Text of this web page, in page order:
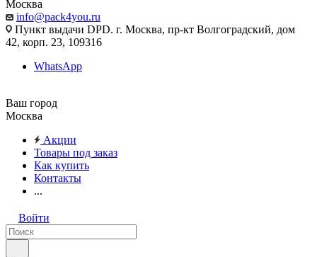
Москва
info@pack4you.ru
Пункт выдачи DPD. г. Москва, пр-кт Волгоградский, дом
42, корп. 23, 109316
WhatsApp
Ваш город
Москва
Акции
Товары под заказ
Как купить
Контакты
...
Войти